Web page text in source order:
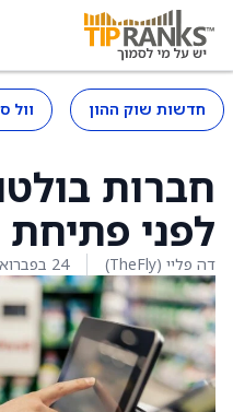
חדשות שוק ההון וול
חברות
לפני
דה פליי (TheFly) 24 בפברואר 2026